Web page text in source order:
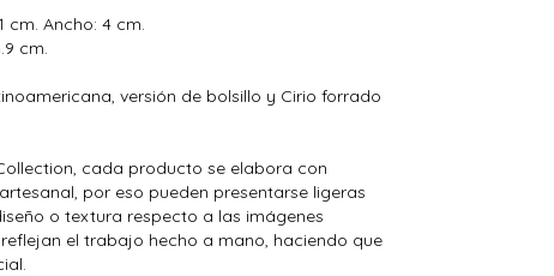
cm. Ancho: 4 cm.
cm.
versión de bolsillo y Cirio forrado
cada producto se elabora con
por eso pueden presentarse ligeras
o textura respecto a las imágenes
el trabajo hecho a mano, haciendo que